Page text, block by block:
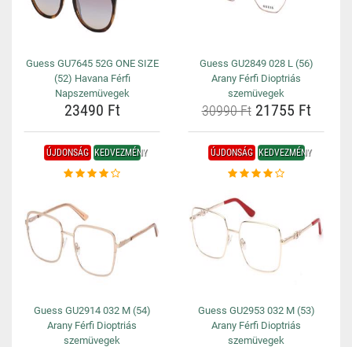
Guess GU7645 52G ONE SIZE
(52) Havana Férfi
Napszemüvegek
23490 Ft
Guess GU2849 028 L (56)
Arany Férfi Dioptriás
szemüvegek
30990 Ft21755 Ft
ÚJDONSÁG KEDVEZMÉNY
Guess GU2914 032 M (54)
Arany Férfi Dioptriás
szemüvegek
ÚJDONSÁG KEDVEZMÉNY
Guess GU2953 032 M (53)
Arany Férfi Dioptriás
szemüvegek